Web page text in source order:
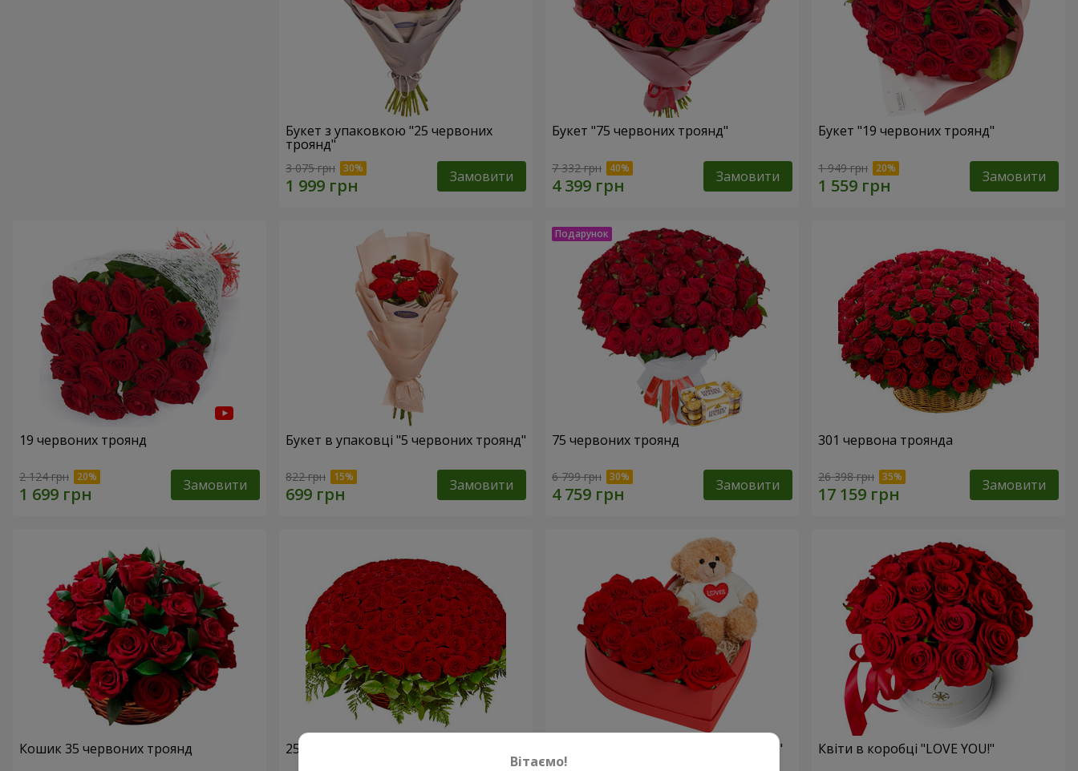
Букет з упаковкою "25 червоних
троянд"
3 075 грн Замовити
Букет "75 червоних троянд"
7 332 грн Замовити
Букет "19 червоних троянд"
1 949 грн Замовити
19 червоних троянд
2 124 грн Замовити
Букет в упаковці "5 червоних троянд"
822 грн Замовити
75 червоних троянд
6 799 грн Замовити
301 червона троянда
26 398 грн Замовити
Кошик 35 червоних троянд 251 червона троянда Композиція "Зворушливий презент" Квіти в коробці "LOVE YOU!"
Вітаємо!